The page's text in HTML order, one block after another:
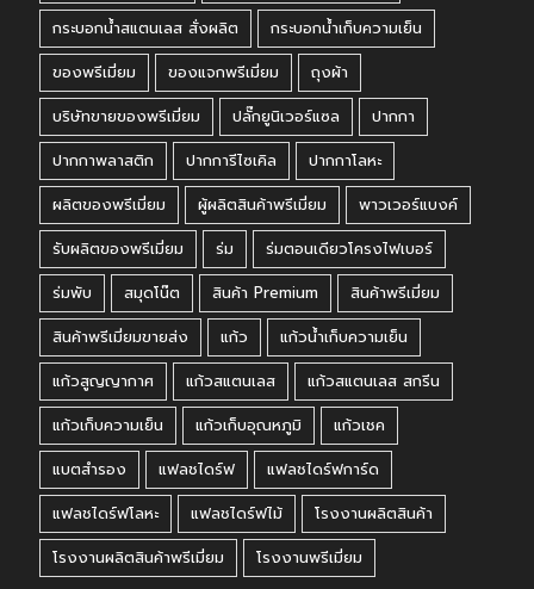
กระบอกน้ำสแตนเลส สั่งผลิต
กระบอกน้ำเก็บความเย็น
ของพรีเมี่ยม
ของแจกพรีเมี่ยม
ถุงผ้า
บริษัทขายของพรีเมี่ยม
ปลั๊กยูนิเวอร์แซล
ปากกา
ปากกาพลาสติก
ปากการีไซเคิล
ปากกาโลหะ
ผลิตของพรีเมี่ยม
ผู้ผลิตสินค้าพรีเมี่ยม
พาวเวอร์แบงค์
รับผลิตของพรีเมี่ยม
ร่ม
ร่มตอนเดียวโครงไฟเบอร์
ร่มพับ
สมุดโน๊ต สินค้า Premium
สินค้าพรีเมี่ยม
สินค้าพรีเมี่ยมขายส่ง
แก้ว
แก้วน้ำเก็บความเย็น
แก้วสูญญากาศ
แก้วสแตนเลส
แก้วสแตนเลส สกรีน
แก้วเก็บความเย็น
แก้วเก็บอุณหภูมิ
แก้วเชค
แบตสำรอง
แฟลชไดร์ฟ
แฟลชไดร์ฟการ์ด
แฟลชไดร์ฟโลหะ
แฟลชไดร์ฟไม้
โรงงานผลิตสินค้า
โรงงานผลิตสินค้าพรีเมี่ยม
โรงงานพรีเมี่ยม